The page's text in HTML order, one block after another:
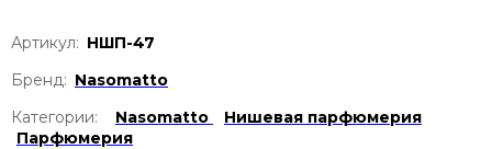
Артикул: НШП-47
Бренд: Nasomatto
Категории:
Nasomatto
Нишевая парфюмерия
Парфюмерия